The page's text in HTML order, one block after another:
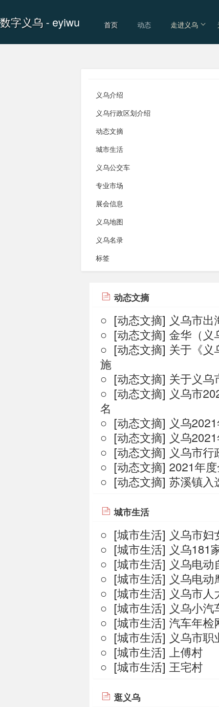
数字义乌 - eyiwu 首页 动态 走进义乌
义乌介绍
义乌行政区划介绍
动态文摘
城市生活
义乌公交车
专业市场
展会信息
义乌地图
义乌名录
标签
动态文摘
○ [动态文摘] 义乌市
○ [动态文摘] 金华（义
○ [动态文摘] 关于《义
施
○ [动态文摘] 关于义乌
○ [动态文摘] 义乌市
名
○ [动态文摘] 义乌
○ [动态文摘] 义乌
○ [动态文摘] 义乌市
○ [动态文摘] 2021年
○ [动态文摘] 苏溪镇入
城市生活
○ [城市生活] 义乌市
○ [城市生活] 义乌181
○ [城市生活] 义乌电
○ [城市生活] 义乌电
○ [城市生活] 义乌市
○ [城市生活] 义乌小
○ [城市生活] 汽车年检
○ [城市生活] 义乌市
○ [城市生活] 上傅村
○ [城市生活] 王宅村
逛义乌